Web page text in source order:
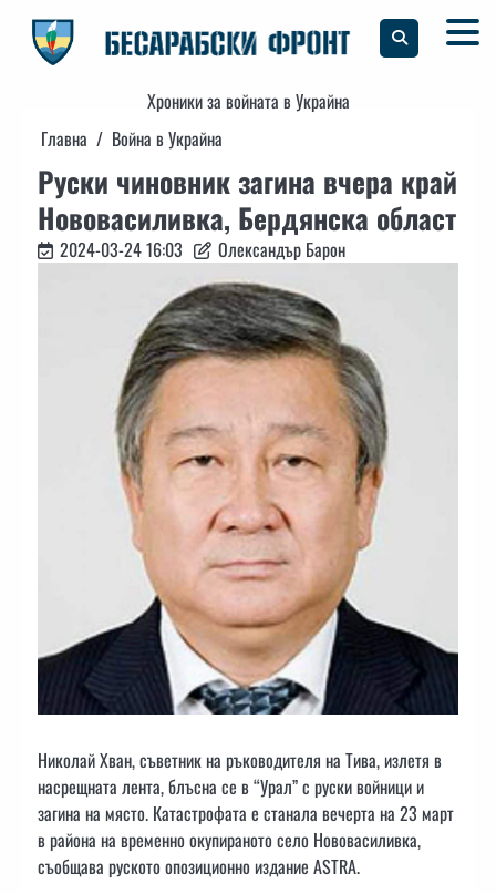
content
Хроники за войната в Украйна
Главна
Война в Украйна
Руски чиновник загина вчера край
Нововасиливка, Бердянска област
2024-03-24 16:03 Олександър Барон
Николай Хван, съветник на ръководителя на Тива, излетя в
насрещната лента, блъсна се в “Урал” с руски войници и
загина на място. Катастрофата е станала вечерта на 23 март
в района на временно окупираното село Нововасиливка,
съобщава руското опозиционно издание ASTRA.